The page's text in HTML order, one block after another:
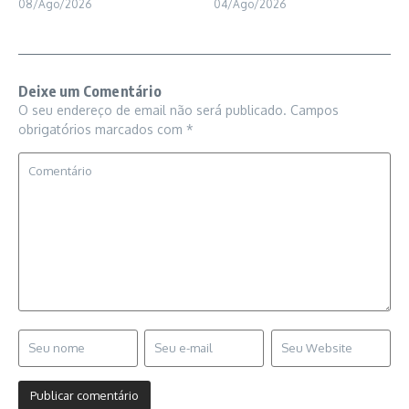
08/Ago/2026 04/Ago/2026
Deixe um Comentário
O seu endereço de email não será publicado. Campos
obrigatórios marcados com *